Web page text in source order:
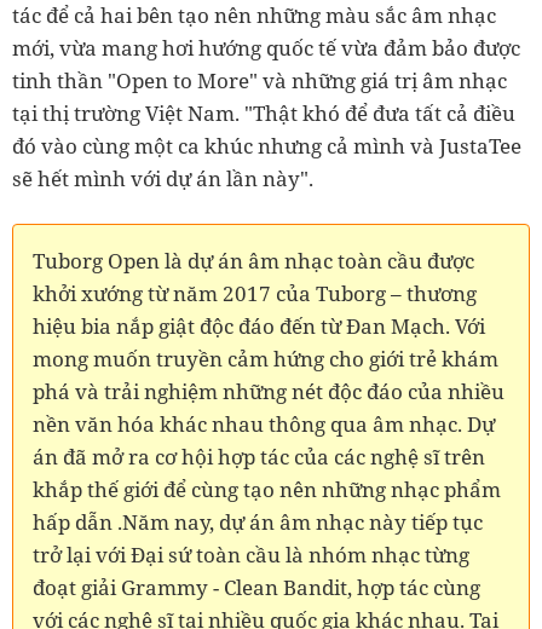
tác để cả hai bên tạo nên những màu sắc âm nhạc
mới, vừa mang hơi hướng quốc tế vừa đảm bảo được
tinh thần "Open to More" và những giá trị âm nhạc
tại thị trường Việt Nam. "Thật khó để đưa tất cả điều
đó vào cùng một ca khúc nhưng cả mình và JustaTee
sẽ hết mình với dự án lần này".
Tuborg Open là dự án âm nhạc toàn cầu được
khởi xướng từ năm 2017 của Tuborg – thương
hiệu bia nắp giật độc đáo đến từ Đan Mạch. Với
mong muốn truyền cảm hứng cho giới trẻ khám
phá và trải nghiệm những nét độc đáo của nhiều
nền văn hóa khác nhau thông qua âm nhạc. Dự
án đã mở ra cơ hội hợp tác của các nghệ sĩ trên
khắp thế giới để cùng tạo nên những nhạc phẩm
hấp dẫn .Năm nay, dự án âm nhạc này tiếp tục
trở lại với Đại sứ toàn cầu là nhóm nhạc từng
đoạt giải Grammy - Clean Bandit, hợp tác cùng
với các nghệ sĩ tại nhiều quốc gia khác nhau. Tại